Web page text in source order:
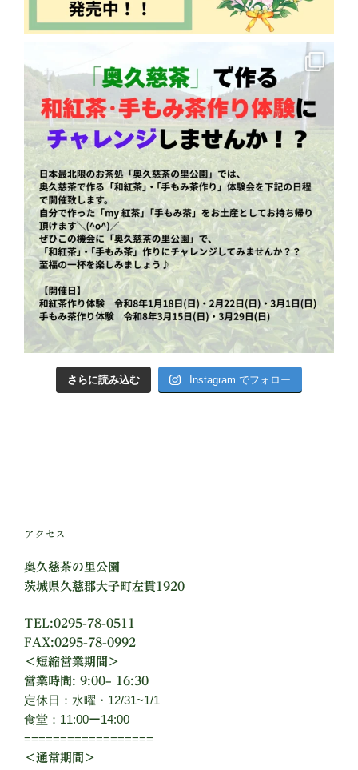
さらに読み込む Instagram でフォロー
アクセス
奥久慈茶の里公園
茨城県久慈郡大子町左貫1920
TEL:0295-78-0511
FAX:0295-78-0992
＜短縮営業期間＞
営業時間: 9:00– 16:30
定休日：水曜・12/31~1/1
食堂：11:00ー14:00
==================
＜通常期間＞